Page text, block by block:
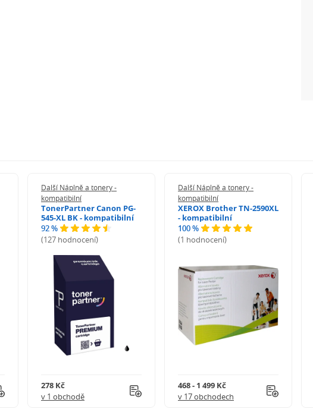
Další Náplně a tonery -
kompatibilní
TonerPartner Canon PG-
545-XL BK - kompatibilní
92 %
(127 hodnocení)
278 Kč
v 1 obchodě
Další Náplně a tonery -
kompatibilní
XEROX Brother TN-2590XL
- kompatibilní
100 %
(1 hodnocení)
468 - 1 499 Kč
v 17 obchodech